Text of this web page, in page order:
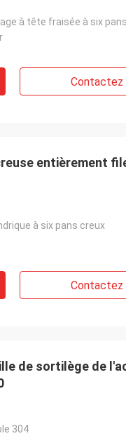
à tête fraisée à six
Contactez
entièrement
à six pans creux
Contactez
de sortilège de
304